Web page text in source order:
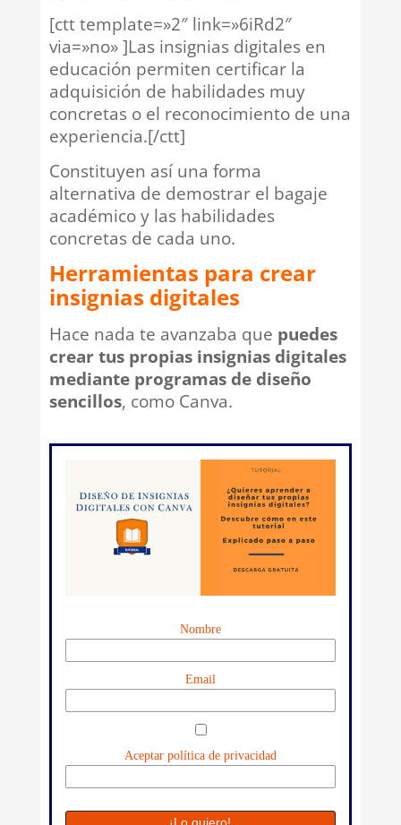
[ctt template=»2″ link=»6iRd2″
via=»no» ]Las insignias digitales en
educación permiten certificar la
adquisición de habilidades muy
concretas o el reconocimiento de una
experiencia.[/ctt]
Constituyen así una forma
alternativa de demostrar el bagaje
académico y las habilidades
concretas de cada uno.
Herramientas para crear
insignias digitales
Hace nada te avanzaba que puedes
crear tus propias insignias digitales
mediante programas de diseño
sencillos, como Canva.
Nombre
Email
Aceptar política de privacidad